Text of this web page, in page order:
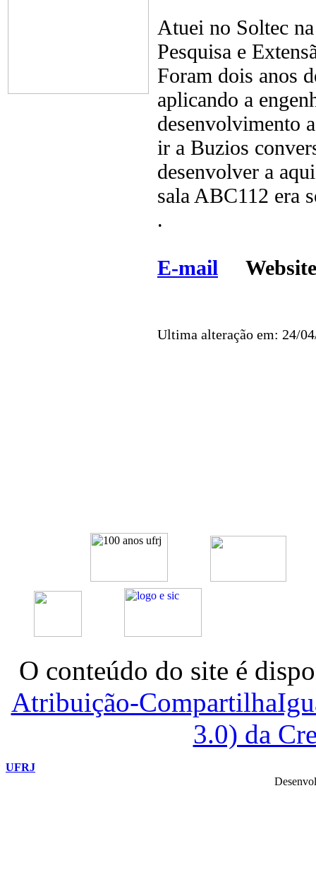
Atuei no Soltec
Pesquisa e
Foram dois anos
aplicando a
desenvolvimento
ir a Buzios
desenvolver a
sala ABC112 era
.
E-mail
Ultima alteração em: 24/
O conteúdo do site é
Atribuição-
3.0) da
UFRJ